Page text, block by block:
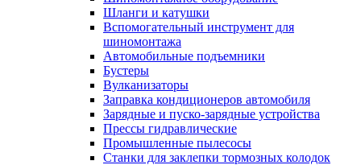
Шланги и катушки
Вспомогательный инструмент для
шиномонтажа
Автомобильные подъемники
Бустеры
Вулканизаторы
Заправка кондиционеров автомобиля
Зарядные и пуско-зарядные устройства
Прессы гидравлические
Промышленные пылесосы
Станки для заклепки тормозных колодок